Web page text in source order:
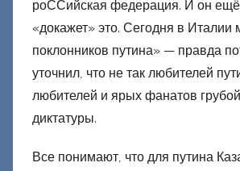
роССийская федерация. И он
«докажет» это. Сегодня в Италии
поклонников путина» — правда
уточнил, что не так любителей
любителей и ярых фанатов
диктатуры.
Все понимают, что для путина